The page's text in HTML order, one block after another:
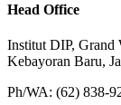
Head Office
Institut DIP, Grand
Kebayoran Baru,
Ph/WA: (62) 838-